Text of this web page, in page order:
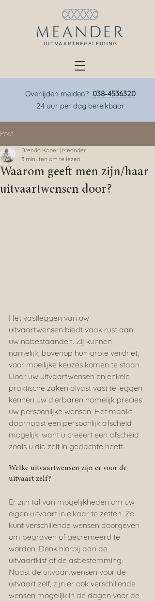
Overlijden melden? 038-4536320
24 uur per dag bereikbaar
Post
Waarom geeft men zijn/haar
uitvaartwensen door?
Brenda Koper | Meander
3 minuten om te lezen
Het vastleggen van uw
uitvaartwensen biedt vaak rust aan
uw nabestaanden. Zij kunnen
namelijk, bovenop hun grote verdriet,
voor moeilijke keuzes komen te staan.
Door uw uitvaartwensen en enkele
praktische zaken alvast vast te leggen
kennen uw dierbaren namelijk precies
uw persoonlijke wensen. Het maakt
daarnaast een persoonlijk afscheid
mogelijk, want u creëert een afscheid
zoals u die zelf in gedachte heeft.
Welke uitvaartwensen zijn er voor de
uitvaart zelf?
Er zijn tal van mogelijkheden om uw
eigen uitvaart in elkaar te zetten. Zo
kunt verschillende wensen doorgeven
om begraven of gecremeerd te
worden. Denk hierbij aan de
uitvaartkist of de asbestemming.
Naast de uitvaartwensen voor de
uitvaart zelf, zijn er ook verschillende
wensen mogelijk in de dagen voor de